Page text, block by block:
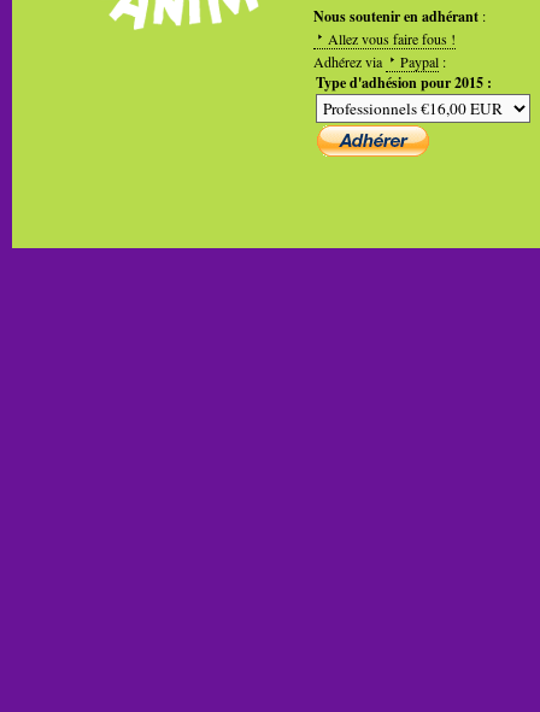
Nous soutenir en adhérant :
Allez vous faire fous !
Adhérez via
Paypal :
Type d'adhésion pour 2015 :